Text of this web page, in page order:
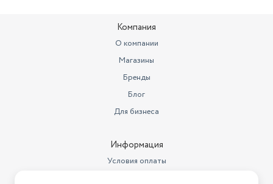
Компания
О компании
Магазины
Бренды
Блог
Для бизнеса
Информация
Условия оплаты